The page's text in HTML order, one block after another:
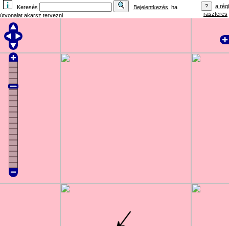
Keresés Bejelentkezés , ha
útvonalat akarsz tervezni
a régi
raszteres